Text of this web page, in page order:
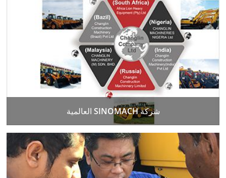
شركة SINOMACH العالمية